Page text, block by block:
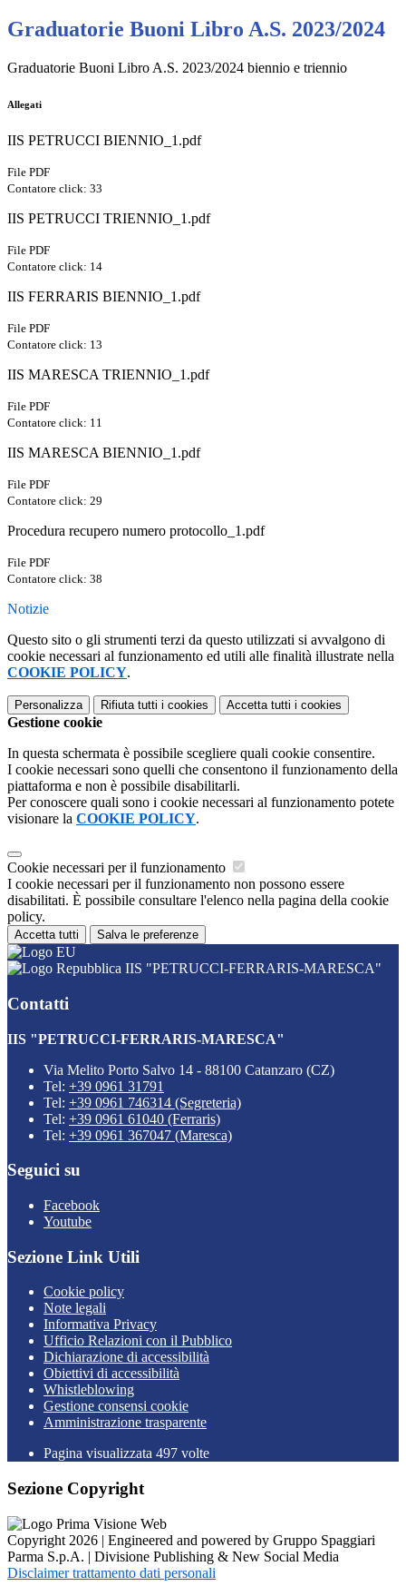
Graduatorie Buoni Libro A.S. 2023/2024
Graduatorie Buoni Libro A.S. 2023/2024 biennio e triennio
Allegati
IIS PETRUCCI BIENNIO_1.pdf
File PDF
Contatore click: 33
IIS PETRUCCI TRIENNIO_1.pdf
File PDF
Contatore click: 14
IIS FERRARIS BIENNIO_1.pdf
File PDF
Contatore click: 13
IIS MARESCA TRIENNIO_1.pdf
File PDF
Contatore click: 11
IIS MARESCA BIENNIO_1.pdf
File PDF
Contatore click: 29
Procedura recupero numero protocollo_1.pdf
File PDF
Contatore click: 38
Notizie
Questo sito o gli strumenti terzi da questo utilizzati si avvalgono di
cookie necessari al funzionamento ed utili alle finalità illustrate nella
COOKIE POLICY.
Personalizza Rifiuta tutti i cookies Accetta tutti i cookies
Gestione cookie
In questa schermata è possibile scegliere quali cookie consentire.
I cookie necessari sono quelli che consentono il funzionamento della
piattaforma e non è possibile disabilitarli.
Per conoscere quali sono i cookie necessari al funzionamento potete
visionare la COOKIE POLICY.
Cookie necessari per il funzionamento
I cookie necessari per il funzionamento non possono essere
disabilitati. È possibile consultare l'elenco nella pagina della cookie
policy.
Accetta tutti Salva le preferenze
IIS "PETRUCCI-FERRARIS-MARESCA"
Contatti
IIS "PETRUCCI-FERRARIS-MARESCA"
Via Melito Porto Salvo 14 - 88100 Catanzaro (CZ)
Tel: +39 0961 31791
Tel: +39 0961 746314 (Segreteria)
Tel: +39 0961 61040 (Ferraris)
Tel: +39 0961 367047 (Maresca)
Seguici su
Facebook
Youtube
Sezione Link Utili
Cookie policy
Note legali
Informativa Privacy
Ufficio Relazioni con il Pubblico
Dichiarazione di accessibilità
Obiettivi di accessibilità
Whistleblowing
Gestione consensi cookie
Amministrazione trasparente
Pagina visualizzata 497 volte
Sezione Copyright
Copyright 2026 | Engineered and powered by Gruppo Spaggiari
Parma S.p.A. | Divisione Publishing & New Social Media
Disclaimer trattamento dati personali